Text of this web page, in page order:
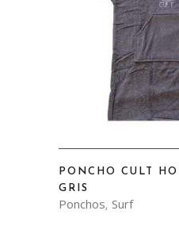
tiene
Ponchos, Surf
PONCHO CULT
GRIS